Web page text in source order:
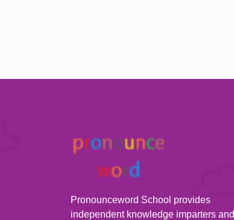
Pronounceword School provides
independent knowledge imparters and